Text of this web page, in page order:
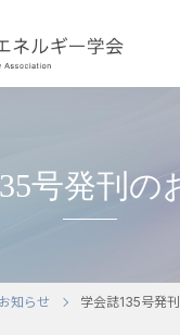
号発刊の
知らせ 学会誌135号発